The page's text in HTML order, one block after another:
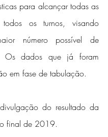
para alcançar todas as
os turnos, visando
número possível de
Os dados que já foram
em fase de tabulação.
do resultado da
final de 2019.